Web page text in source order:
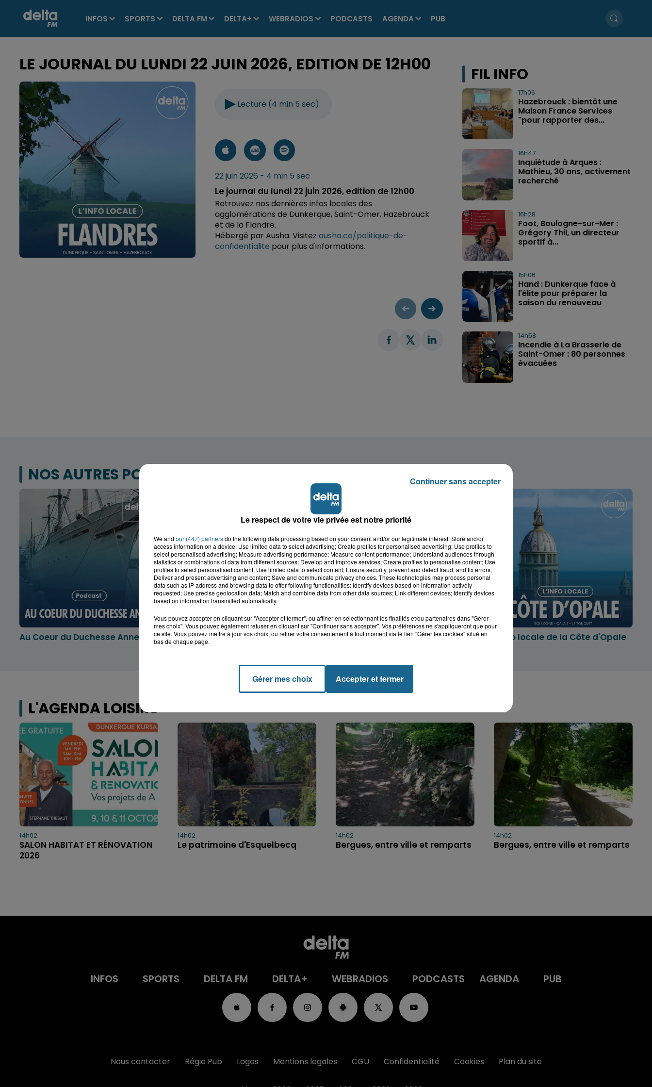
INFOS SPORTS DELTA FM DELTA+ WEBRADIOS PODCASTS AGENDA PUB
LE JOURNAL DU LUNDI 22 JUIN 2026, EDITION DE 12H00
Lecture (4 min 5 sec)
22 juin 2026 - 4 min 5 sec
Le journal du lundi 22 juin 2026, edition de 12h00
Retrouvez nos dernières infos locales des
agglomérations de Dunkerque, Saint-Omer, Hazebrouck
et de la Flandre.
Hébergé par Ausha. Visitez ausha.co/politique-de-
confidentialite pour plus d'informations.
FIL INFO
17h06
Hazebrouck : bientôt une
Maison France Services
"pour rapporter des...
16h47
Inquiétude à Arques :
Mathieu, 30 ans, activement
recherché
16h28
Foot, Boulogne-sur-Mer :
Grégory Thil, un directeur
sportif à...
15h06
Hand : Dunkerque face à
l'élite pour préparer la
saison du renouveau
14h58
Incendie à La Brasserie de
Saint-Omer : 80 personnes
évacuées
NOS AUTRES PODCASTS
Au Coeur du Duchesse Anne
L'info locale dans le
Dunkerquois
L'info locale de l'Audomarois L'info locale de la Côte d'Opale
L'AGENDA LOISIRS
14h02
SALON HABITAT ET RÉNOVATION
2026
14h02
Le patrimoine d'Esquelbecq
14h02
Bergues, entre ville et remparts
14h02
Bergues, entre ville et remparts
INFOS SPORTS DELTA FM DELTA+ WEBRADIOS PODCASTS AGENDA PUB
Nous contacter Régie Pub Logos Mentions legales CGU Confidentialité Cookies Plan du site
Le respect de votre vie privée est notre priorité
We and our (447) partnersdo the following data processing based on your consent and/or our legitimate interest: Store and/or
access information on a device; Use limited data to select advertising; Create profiles for personalised advertising; Use profiles to
select personalised advertising; Measure advertising performance; Measure content performance; Understand audiences through
statistics or combinations of data from different sources; Develop and improve services; Create profiles to personalise content; Use
profiles to select personalised content; Use limited data to select content; Ensure security, prevent and detect fraud, and fix errors;
Deliver and present advertising and content; Save and communicate privacy choices. These technologies may process personal
data such as IP address and browsing data to offer following functionalities: Identify devices based on information actively
requested; Use precise geolocation data; Match and combine data from other data sources; Link different devices; Identify devices
based on information transmitted automatically.
Vous pouvez accepter en cliquant sur "Accepter et fermer", ou affiner en sélectionnant les finalités et/ou partenaires dans "Gérer
mes choix". Vous pouvez également refuser en cliquant sur "Continuer sans accepter". Vos préférences ne s'appliqueront que pour
ce site. Vous pouvez mettre à jour vos choix, ou retirer votre consentement à tout moment via le lien "Gérer les cookies" situé en
bas de chaque page.
Gérer mes choix Accepter et fermer
Continuer sans accepter